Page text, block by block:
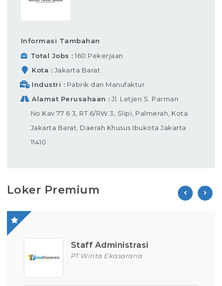
Informasi Tambahan
Total Jobs
160 Pekerjaan
Kota
Jakarta Barat
Industri
Pabrik dan Manufaktur
Alamat Perusahaan
Jl. Letjen S. Parman
No.Kav 77 6 3, RT.6/RW.3, Slipi, Palmerah, Kota
Jakarta Barat, Daerah Khusus Ibukota Jakarta
11410
Loker Premium
Ekasarana